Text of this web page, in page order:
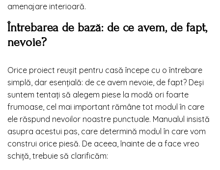
amenajare interioară.
Întrebarea de bază: de ce avem, de fapt,
nevoie?
Orice proiect reușit pentru casă începe cu o întrebare
simplă, dar esențială: de ce avem nevoie, de fapt? Deși
suntem tentați să alegem piese la modă ori foarte
frumoase, cel mai important rămâne tot modul în care
ele răspund nevoilor noastre punctuale. Manualul insistă
asupra acestui pas, care determină modul în care vom
construi orice piesă. De aceea, înainte de a face vreo
schiță, trebuie să clarificăm: